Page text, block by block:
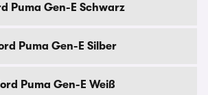
Puma Gen-E Schwarz
Puma Gen-E Silber
Puma Gen-E Weiß